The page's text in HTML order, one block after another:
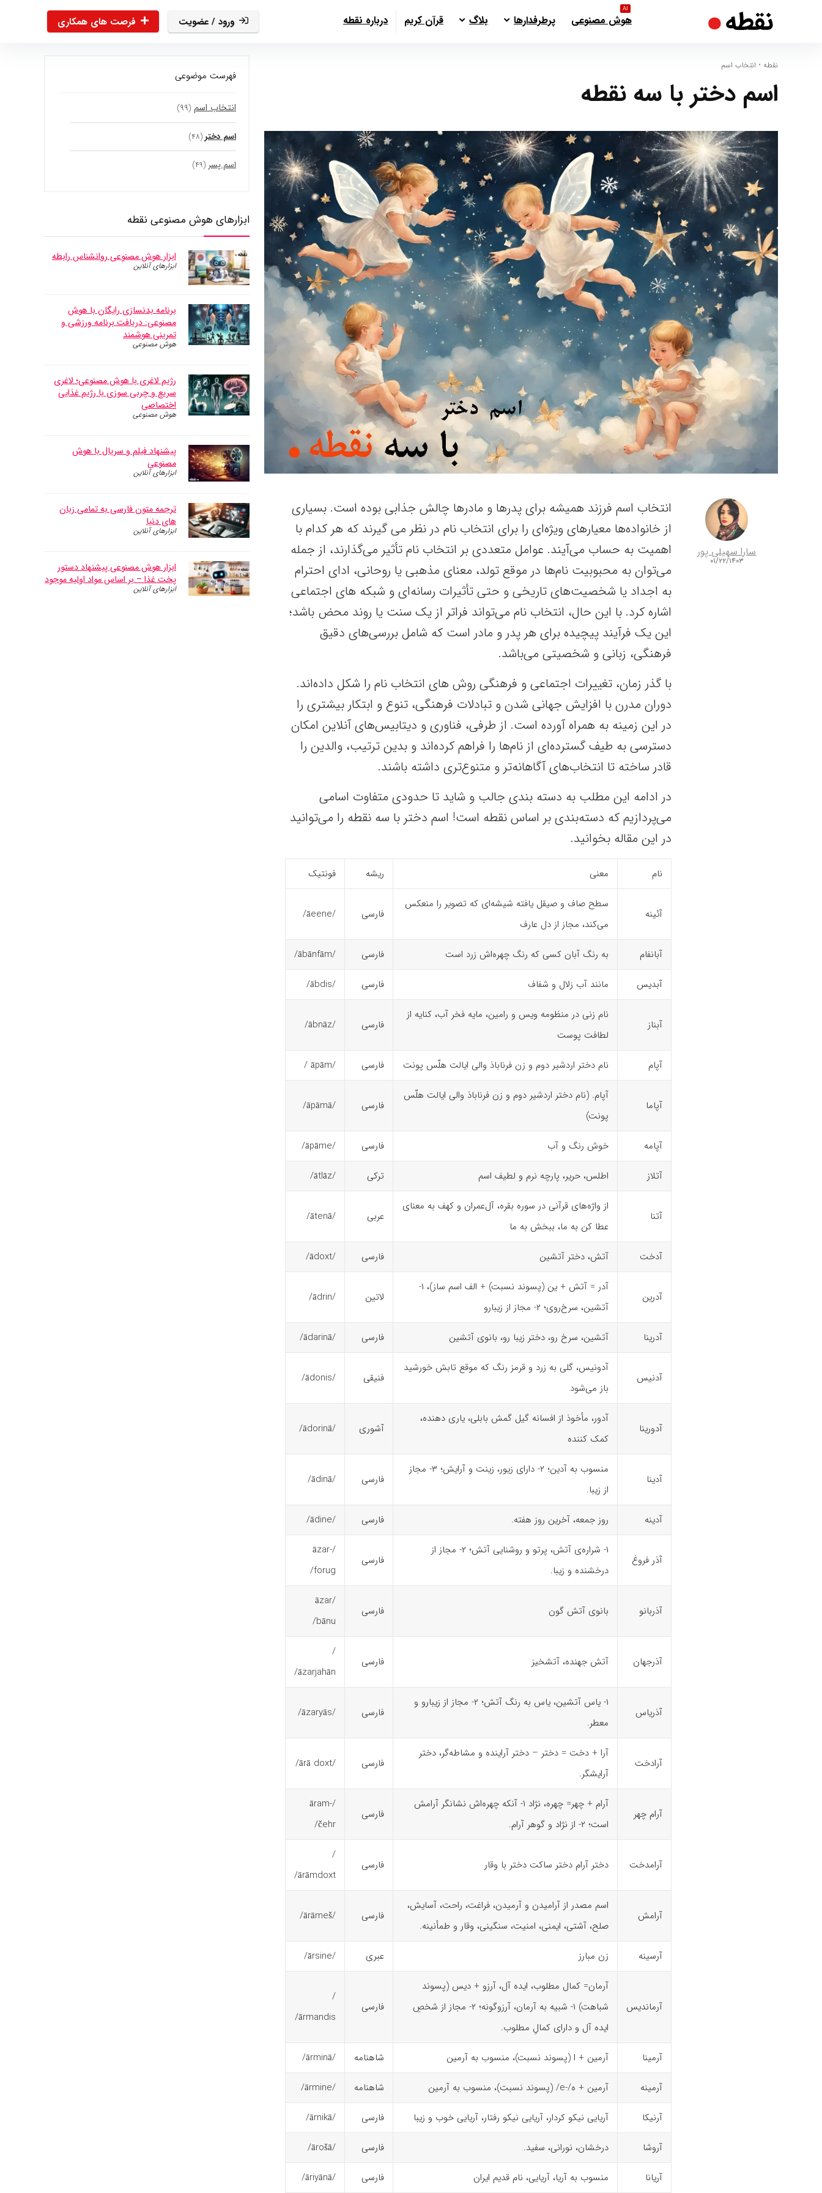
هوش مصنوعی
AI
پرطرفدارها بلاگ قرآن کریم درباره نقطه ورود / عضویت فرصت های همکاری
نقطه • انتخاب اسم
اسم دختر با سه نقطه
سارا سهیلی پور
۰۱/۲۲/۱۴۰۳
انتخاب اسم فرزند همیشه برای پدرها و مادرها چالش جذابی بوده است. بسیاری
از خانواده‌ها معیارهای ویژه‌ای را برای انتخاب نام در نظر می گیرند که هر کدام با
اهمیت به حساب می‌آیند. عوامل متعددی بر انتخاب نام تأثیر می‌گذارند، از جمله
می‌توان به محبوبیت نام‌ها در موقع تولد، معنای مذهبی یا روحانی، ادای احترام
به اجداد یا شخصیت‌های تاریخی و حتی تأثیرات رسانه‌ای و شبکه های اجتماعی
اشاره کرد. با این حال، انتخاب نام می‌تواند فراتر از یک سنت یا روند محض باشد؛
این یک فرآیند پیچیده برای هر پدر و مادر است که شامل بررسی‌های دقیق
فرهنگی، زبانی و شخصیتی می‌باشد.
با گذر زمان، تغییرات اجتماعی و فرهنگی روش های انتخاب نام را شکل داده‌اند.
دوران مدرن با افزایش جهانی شدن و تبادلات فرهنگی، تنوع و ابتکار بیشتری را
در این زمینه به همراه آورده است. از طرفی، فناوری و دیتابیس‌های آنلاین امکان
دسترسی به طیف گسترده‌ای از نام‌ها را فراهم کرده‌اند و بدین ترتیب، والدین را
قادر ساخته‌ تا انتخاب‌های آگاهانه‌تر و متنوع‌تری داشته باشند.
در ادامه این مطلب به دسته بندی جالب و شاید تا حدودی متفاوت اسامی
می‌پردازیم که دسته‌بندی بر اساس نقطه است! اسم دختر با سه نقطه را می‌توانید
در این مقاله بخوانید.
نام معنی ریشه فونتیک
آئینه
سطح صاف و صیقل یافته شیشه‌ای که تصویر را منعکس
می‌کند، مجاز از دل عارف
فارسی /āeene/
آبانفام به رنگ آبان کسی که رنگ چهره‌اش زرد است فارسی /ābānfām/
آبدیس مانند آب زلال و شفاف فارسی /ābdis/
آبناز
نام زنی در منظومه ویس و رامین، مایه فخر آب، کنایه از
لطافت پوست
فارسی /ābnāz/
آپام نام دختر اردشیر دوم و زن فرناباذ والی ایالت هلّس پونت فارسی /āpām /
آپاما
آپام. (نام دختر اردشیر دوم و زن فرناباذ والی ایالت هلّس
پونت)
فارسی /āpāmā/
آپامه خوش رنگ و آب فارسی /āpāme/
آتلاز اطلس، حریر، پارچه نرم و لطیف اسم ترکی /ātlāz/
آتنا
از واژه‌های قرآنی در سوره بقره، آل‌عمران و کهف به معنای
عطا کن به ما، ببخش به ما
عربی /ātenā/
آدخت آتش، دختر آتشین فارسی /ādoxt/
آدرین
آدر = آتش + ین (پسوند نسبت) + الف اسم ساز)، ۱-
آتشین، سرخ‌روی؛ ۲- مجاز از زیبارو
لاتین /ādrin/
آدرینا آتشین، سرخ رو، دختر زیبا رو، بانوی آتشین فارسی /ādarinā/
آدنیس
آدونیس،‌ گلی به زرد و قرمز رنگ که موقع تابش خورشید
باز می‌شود
فنیقی /ādonis/
آدورینا
آدور، مأخوذ از افسانه گیل گمش بابلی، یاری دهنده،
کمک کننده
آشوری /ādorinā/
آدینا
منسوب به آدین؛ ۲- دارای زیور، زینت و آرایش؛ ۳- مجاز
از زیبا.
فارسی /ādinā/
آدینه روز جمعه، آخرین روز هفته. فارسی /ādine/
آذر فروغ
۱- شراره‌ی آتش، پرتو و روشنایی آتش؛ ۲- مجاز از
درخشنده و زیبا.
فارسی
/āzar-
forug/
آذربانو بانوی آتش گون فارسی
/āzar
bānu/
آذرجهان آتش جهنده، آتشخیز فارسی
/
āzarjahān/
آذریاس
۱- یاس آتشین، یاس به رنگ آتش؛ ۲- مجاز از زیبارو و
معطر.
فارسی /āzaryās/
آرادخت
آرا + دخت = دختر – دختر آراینده و مشاطه‌گر، دختر
آرایشگر.
فارسی /ārā doxt/
آرام چهر
آرام + چهر= چهره، نژاد ۱- آنکه چهره‌اش نشانگر آرامش
است؛ ۲- از نژاد و گوهر آرام.
فارسی
/āram-
čehr/
آرامدخت دختر آرام دختر ساکت دختر با وقار فارسی
/
ārāmdoxt/
آرامش
اسم مصدر از آرامیدن و آرمیدن، فراغت، راحت، آسایش،
صلح، آشتی، ایمنی، امنیت، سنگینی، وقار و طمأنینه.
فارسی /ārāmeš/
آرسینه زن مبارز عبری /ārsine/
آرماندیس
آرمان= کمال مطلوب، ایده آل، آرزو + دیس (پسوند
شباهت) ۱- شبیه به آرمان، آرزوگونه؛ ۲- مجاز از شخصِ
ایده آل و دارای کمالِ مطلوب.
فارسی
/
ārmandis/
آرمینا آرمین + ا (پسوند نسبت)، منسوب به آرمین شاهنامه /ārminā/
آرمینه آرمین + ه/-e/ (پسوند نسبت)، منسوب به آرمین شاهنامه /ārmine/
آرنیکا آریایی نیکو کردار، آریایی نیکو رفتار، آریایی خوب و زیبا فارسی /ārnikā/
آروشا درخشان، نورانی، سفید. فارسی /ārošā/
آریانا منسوب به آریا، آریایی، نام قدیم ایران فارسی /āriyānā/
فهرست موضوعی
انتخاب اسم (۹۹)
اسم دختر (۴۸)
اسم پسر (۴۹)
ابزارهای هوش مصنوعی نقطه
ابزار هوش مصنوعی روانشناس رابطه
ابزارهای آنلاین
برنامه بدنسازی رایگان با هوش
مصنوعی: دریافت برنامه ورزشی و
تمرینی هوشمند
هوش مصنوعی
رژیم لاغری با هوش مصنوعی؛ لاغری
سریع و چربی سوزی با رژیم غذایی
اختصاصی
هوش مصنوعی
پیشنهاد فیلم و سریال با هوش
مصنوعی
ابزارهای آنلاین
ترجمه متون فارسی به تمامی زبان
های دنیا
ابزارهای آنلاین
ابزار هوش مصنوعی پیشنهاد دستور
پخت غذا – بر اساس مواد اولیه موجود
ابزارهای آنلاین